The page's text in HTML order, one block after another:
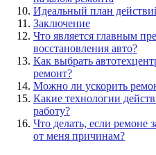
Идеальный план
Заключение
Что является главным
восстановления авто?
Как выбрать
ремонт?
Можно ли ускорить
Какие технологии
работу?
Что делать, если ремоне
от меня причинам?